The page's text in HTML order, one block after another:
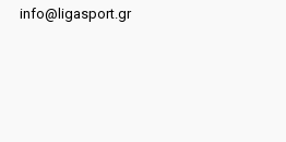
info@ligasport.gr